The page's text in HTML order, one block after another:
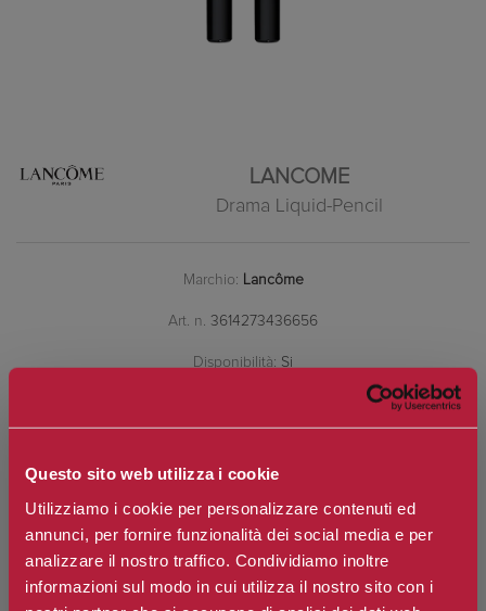
Questo sito web utilizza i cookie
Utilizziamo i cookie per personalizzare contenuti ed
annunci, per fornire funzionalità dei social media e per
analizzare il nostro traffico. Condividiamo inoltre
informazioni sul modo in cui utilizza il nostro sito con i
LANCOME
Drama Liquid-Pencil
Marchio: Lancôme
Art. n. 3614273436656
Disponibilità: Si
Prezzo: €30,10
Prezzo scontato: €24,08